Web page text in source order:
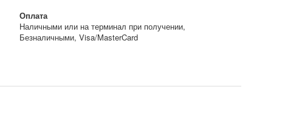
Оплата
Наличными или на терминал при получении,
Безналичными, Visa/MasterCard